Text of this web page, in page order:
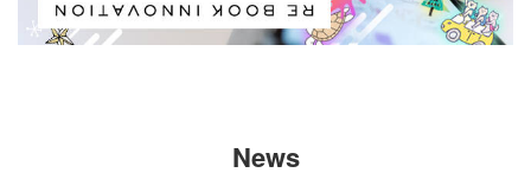
News